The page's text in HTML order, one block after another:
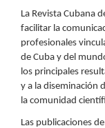
La Revista Cubana
facilitar la
profesionales
de Cuba y del
los principales
y a la diseminación
la comunidad
Las publicaciones